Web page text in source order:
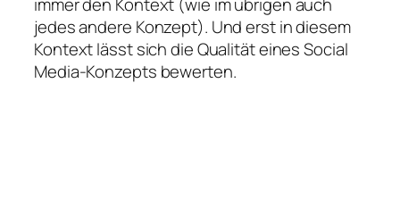
jedes andere Konzept). Und erst in diesem
Kontext lässt sich die Qualität eines Social
Media-Konzepts bewerten.